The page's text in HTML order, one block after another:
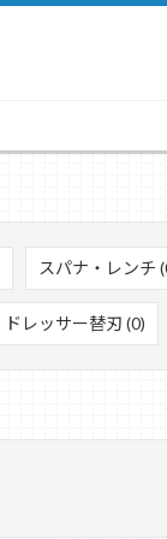
スパナ・レンチ
ドレッサー替刃 (0)